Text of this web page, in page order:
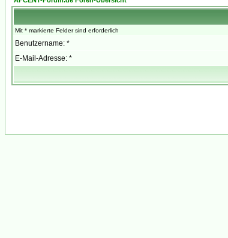
Mit * markierte Felder sind erforderlich
Benutzername: *
E-Mail-Adresse: *